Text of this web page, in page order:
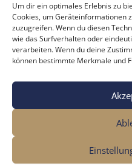
Um dir ein optimales Erlebnis zu
Cookies, um Geräteinformationen
zuzugreifen. Wenn du diesen
wie das Surfverhalten oder
verarbeiten. Wenn du deine
können bestimmte Merkmale und
Cookie-
Copyright ©